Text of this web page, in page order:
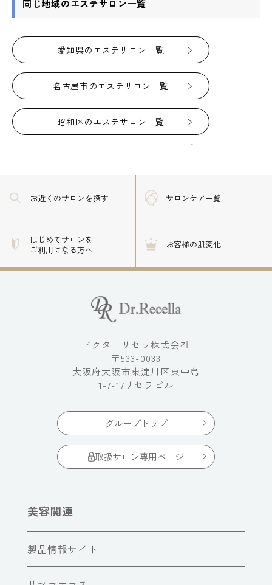
同じ地域のエステサロン一覧
愛知県のエステサロン一覧
名古屋市のエステサロン一覧
昭和区のエステサロン一覧
お近くのサロンを探す サロンケア一覧
はじめてサロンを
ご利用になる方へ
お客様の肌変化
ドクターリセラ株式会社
〒533-0033
大阪府大阪市東淀川区東中島
1-7-17リセラビル
グループトップ
取扱サロン専用ページ
美容関連
製品情報サイト